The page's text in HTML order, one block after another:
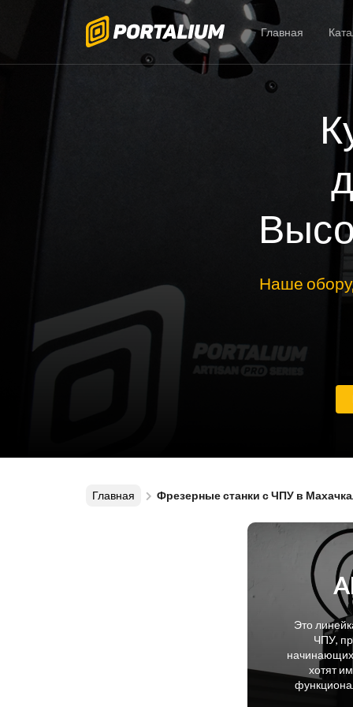
Главная
Наше
Главная Фрезерные станки с ЧПУ в
Это
ЧПУ,
начинающих
хотят